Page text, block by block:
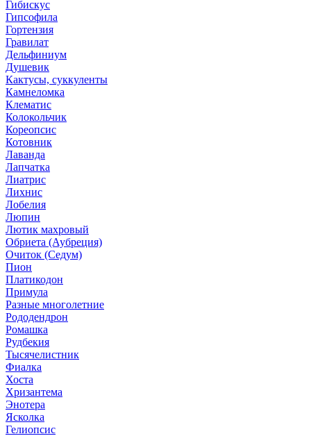
Гибискус
Гипсофила
Гортензия
Гравилат
Дельфиниум
Душевик
Кактусы, суккуленты
Камнеломка
Клематис
Колокольчик
Кореопсис
Котовник
Лаванда
Лапчатка
Лиатрис
Лихнис
Лобелия
Люпин
Лютик махровый
Обриета (Аубреция)
Очиток (Седум)
Пион
Платикодон
Примула
Разные многолетние
Рододендрон
Ромашка
Рудбекия
Тысячелистник
Фиалка
Хоста
Хризантема
Энотера
Ясколка
Гелиопсис